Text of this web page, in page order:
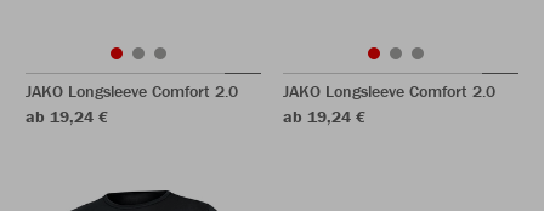
JAKO Longsleeve Comfort 2.0
ab 19,24 €
JAKO Longsleeve Comfort 2.0
ab 19,24 €